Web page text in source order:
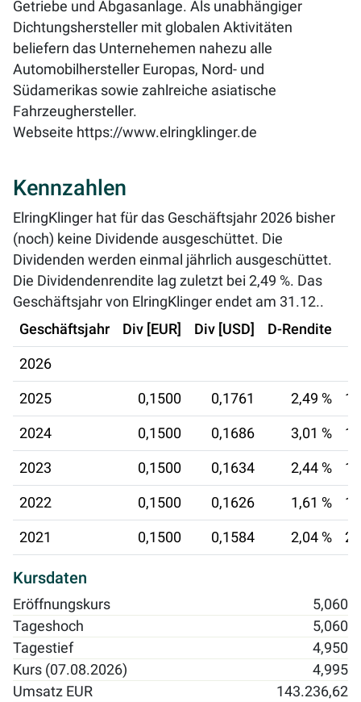
Getriebe und Abgasanlage. Als unabhängiger
Dichtungshersteller mit globalen Aktivitäten
beliefern das Unternehemen nahezu alle
Automobilhersteller Europas, Nord- und
Südamerikas sowie zahlreiche asiatische
Fahrzeughersteller.
Webseite https://www.elringklinger.de
Kennzahlen
ElringKlinger hat für das Geschäftsjahr 2026 bisher
(noch) keine Dividende ausgeschüttet. Die
Dividenden werden einmal jährlich ausgeschüttet.
Die Dividendenrendite lag zuletzt bei 2,49 %. Das
Geschäftsjahr von ElringKlinger endet am 31.12..
Geschäftsjahr
Div [EUR] Div [USD] D-Rendite
2026
2025 0,1500 0,1761 2,49 %
2024 0,1500 0,1686 3,01 %
2023 0,1500 0,1634 2,44 %
2022 0,1500 0,1626 1,61 %
2021 0,1500 0,1584 2,04 %
Kursdaten
Eröffnungskurs
5,060
Tageshoch
5,060
Tagestief
4,950
Kurs (07.08.2026)
4,995
Umsatz EUR
143.236,62